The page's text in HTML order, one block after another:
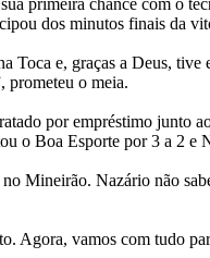
dos minutos finais da
e, graças a Deus,
prometeu o meia.
por empréstimo junto
Boa Esporte por 3 a 2 e
Mineirão. Nazário não
Agora, vamos com tudo